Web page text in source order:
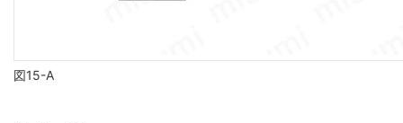
図15-A